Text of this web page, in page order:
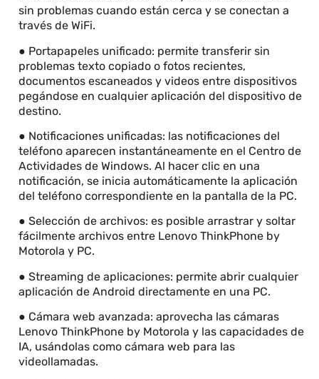
sin problemas cuando están cerca y se conectan a
través de WiFi.
● Portapapeles unificado: permite transferir sin
problemas texto copiado o fotos recientes,
documentos escaneados y videos entre dispositivos
pegándose en cualquier aplicación del dispositivo de
destino.
● Notificaciones unificadas: las notificaciones del
teléfono aparecen instantáneamente en el Centro de
Actividades de Windows. Al hacer clic en una
notificación, se inicia automáticamente la aplicación
del teléfono correspondiente en la pantalla de la PC.
● Selección de archivos: es posible arrastrar y soltar
fácilmente archivos entre Lenovo ThinkPhone by
Motorola y PC.
● Streaming de aplicaciones: permite abrir cualquier
aplicación de Android directamente en una PC.
● Cámara web avanzada: aprovecha las cámaras
Lenovo ThinkPhone by Motorola y las capacidades de
IA, usándolas como cámara web para las
videollamadas.